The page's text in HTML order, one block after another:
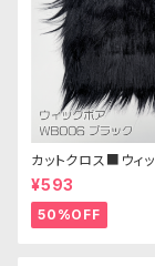
カットクロス■ウィ
m(ブラック)WB006
5cm × 45cm
¥593
50%OFF